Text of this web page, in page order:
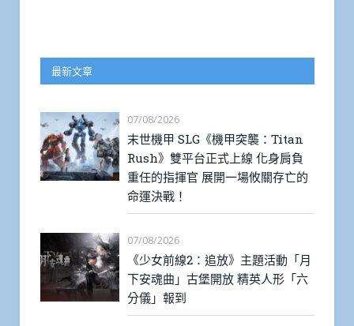
最新文章
07/08/2026
末世機甲 SLG《機甲突襲：Titan
Rush》雙平台正式上線 化身肩負
重任的指揮官 展開一場攸關存亡的
命運決戰！
07/08/2026
《少女前線2：追放》主題活動「月
下安魂曲」古堡開放 精英人形「六
分儀」報到